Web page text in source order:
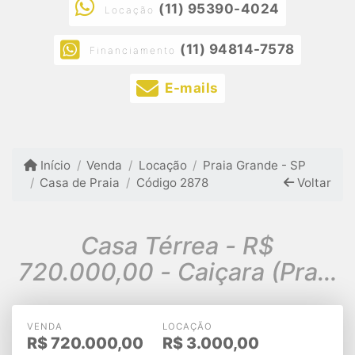
Locação (11) 95390-4024
Financiamento (11) 94814-7578
E-mails
Início Venda Locação
Praia Grande - SP
Casa de Praia
Código 2878 Voltar
Casa Térrea - R$
720.000,00 - Caiçara (Praia
Grande)
VENDA
R$720.000,00
LOCAÇÃO
R$ 3.000,00